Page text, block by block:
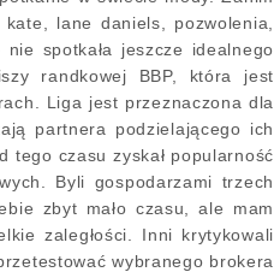
lane daniels, pozwolenia,
spotkała jeszcze idealnego
randkowej BBP, która jest
Liga jest przeznaczona dla
partnera podzielającego ich
tego czasu zyskał popularność
Byli gospodarzami trzech
zbyt mało czasu, ale mam
zaległości. Inni krytykowali
wybranego brokera